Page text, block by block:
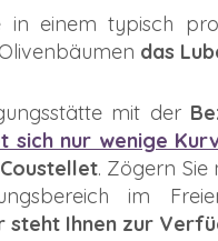
in einem typisch
das
mit der
sich nur wenige
. Zögern Sie
im
steht Ihnen zur